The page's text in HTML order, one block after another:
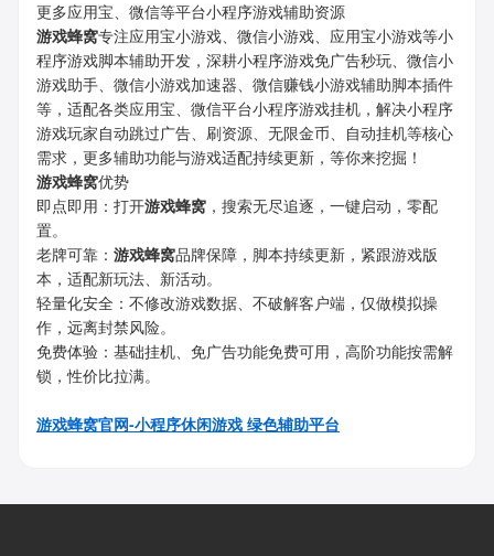
更多应用宝、微信等平台小程序游戏辅助资源
游戏蜂窝专注应用宝小游戏、微信小游戏、应用宝小游戏等小
程序游戏脚本辅助开发，深耕小程序游戏免广告秒玩、微信小
游戏助手、微信小游戏加速器、微信赚钱小游戏辅助脚本插件
等，适配各类应用宝、微信平台小程序游戏挂机，解决小程序
游戏玩家自动跳过广告、刷资源、无限金币、自动挂机等核心
需求，更多辅助功能与游戏适配持续更新，等你来挖掘！
游戏蜂窝优势
即点即用：打开游戏蜂窝 ，搜索无尽追逐，一键启动，零配
置。
老牌可靠： 游戏蜂窝品牌保障，脚本持续更新，紧跟游戏版
本，适配新玩法、新活动。
轻量化安全：不修改游戏数据、不破解客户端，仅做模拟操
作，远离封禁风险。
免费体验：基础挂机、免广告功能免费可用，高阶功能按需解
锁，性价比拉满。
游戏蜂窝官网-小程序休闲游戏 绿色辅助平台